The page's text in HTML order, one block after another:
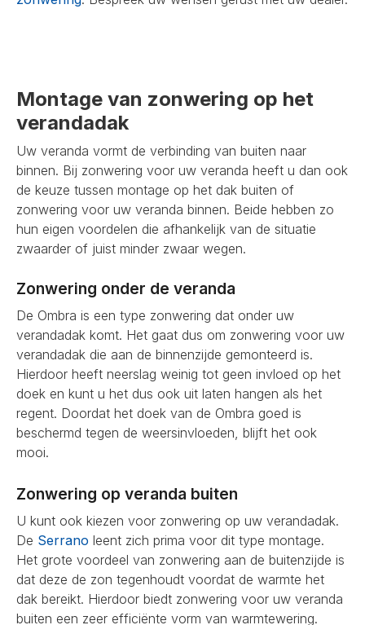
Montage van zonwering op het
verandadak
Uw veranda vormt de verbinding van buiten naar
binnen. Bij zonwering voor uw veranda heeft u dan ook
de keuze tussen montage op het dak buiten of
zonwering voor uw veranda binnen. Beide hebben zo
hun eigen voordelen die afhankelijk van de situatie
zwaarder of juist minder zwaar wegen.
Zonwering onder de veranda
De Ombra is een type zonwering dat onder uw
verandadak komt. Het gaat dus om zonwering voor uw
verandadak die aan de binnenzijde gemonteerd is.
Hierdoor heeft neerslag weinig tot geen invloed op het
doek en kunt u het dus ook uit laten hangen als het
regent. Doordat het doek van de Ombra goed is
beschermd tegen de weersinvloeden, blijft het ook
mooi.
Zonwering op veranda buiten
U kunt ook kiezen voor zonwering op uw verandadak.
De Serrano leent zich prima voor dit type montage.
Het grote voordeel van zonwering aan de buitenzijde is
dat deze de zon tegenhoudt voordat de warmte het
dak bereikt. Hierdoor biedt zonwering voor uw veranda
buiten een zeer efficiënte vorm van warmtewering.